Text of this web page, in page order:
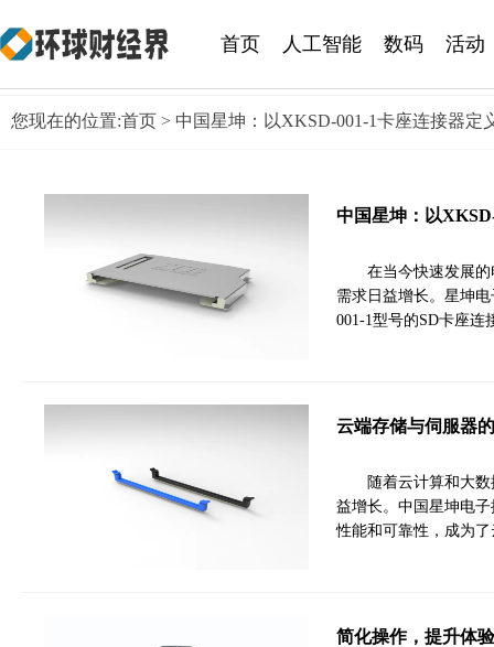
首页 人工智能 数码 活动
您现在的位置:首页 > 中国星坤：以XKSD-001-1卡座连接器定
中国星坤：以
在当今快速发展
需求日益增长。星坤
001-1型号的SD卡座
云端存储与伺服器
随着云计算和大
益增长。中国星坤电
性能和可靠性，成为
简化操作，提升体